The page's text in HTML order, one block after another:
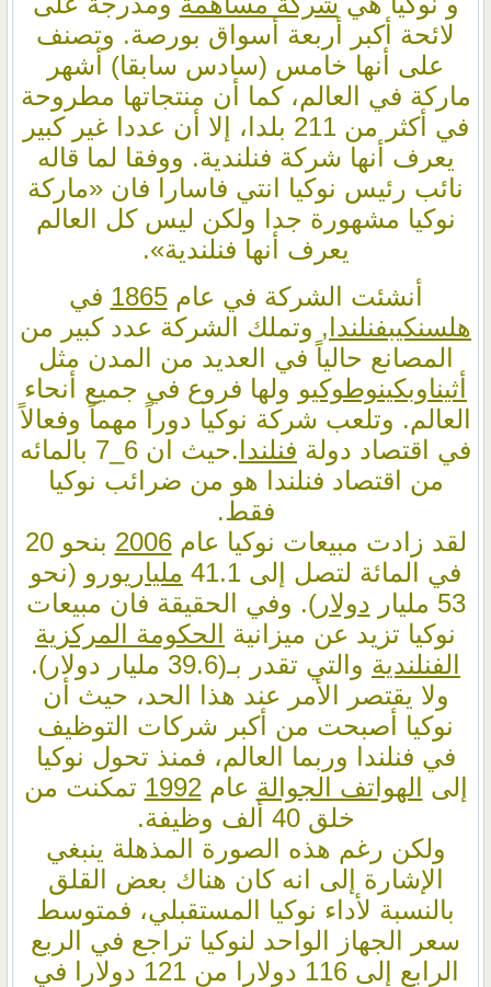
لائحة أكبر أربعة أسواق بورصة. وتصنف
على أنها خامس (سادس سابقا) أشهر
ماركة في العالم، كما أن منتجاتها مطروحة
في أكثر من 211 بلدا، إلا أن عددا غير كبير
يعرف أنها شركة فنلندية. ووفقا لما قاله
نائب رئيس نوكيا انتي فاسارا فان «ماركة
نوكيا مشهورة جدا ولكن ليس كل العالم
يعرف أنها فنلندية».
أنشئت الشركة في عام1865 في
هلسنكيبفنلندا, وتملك الشركة عدد كبير من
المصانع حالياً في العديد من المدن مثل
أثيناوبكينوطوكيو ولها فروع في جميع أنحاء
العالم. وتلعب شركة نوكيا دوراً مهماً وفعالاً
في اقتصاد دولة فنلندا
.حيث ان 6_7 بالمائه
من اقتصاد فنلندا هو من ضرائب نوكيا
فقط.
لقد زادت مبيعات نوكيا عام2006
بنحو 20
في المائة لتصل إلى 41.1
مليار يورو (نحو
53 مليار
دولار). وفي الحقيقة فان مبيعات
نوكيا تزيد عن ميزانية الحكومة المركزية
الفنلندية
والتي تقدر بـ(39.6 مليار دولار).
ولا يقتصر الأمر عند هذا الحد، حيث أن
نوكيا أصبحت من أكبر شركات التوظيف
في فنلندا وربما العالم، فمنذ تحول نوكيا
إلى الهواتف الجوالة عام1992 تمكنت من
خلق 40 ألف وظيفة.
ولكن رغم هذه الصورة المذهلة ينبغي
الإشارة إلى انه كان هناك بعض القلق
بالنسبة لأداء نوكيا المستقبلي، فمتوسط
سعر الجهاز الواحد لنوكيا تراجع في الربع
الرابع إلى 116 دولارا من 121 دولارا في